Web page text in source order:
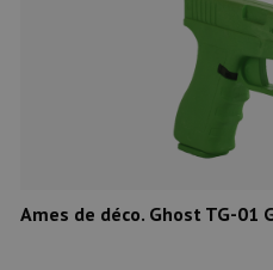
Ames de déco. Ghost TG-01